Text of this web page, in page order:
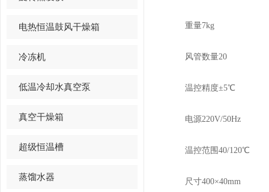
电热恒温鼓风干燥箱
冷冻机
低温冷却水真空泵
真空干燥箱
超级恒温槽
蒸馏水器
重量7kg
风管数量20
温控精度±5℃
电源220V/50Hz
温控范围40/120℃
尺寸400×40mm